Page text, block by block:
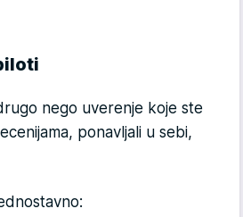
nego uverenje koje ste
ponavljali u sebi,